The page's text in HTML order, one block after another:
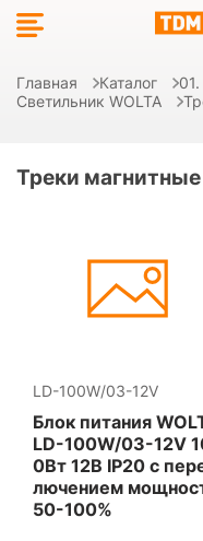
Главная Каталог
Светильник WOLTA
Треки магнитные
LD-100W/03-12V
Блок питания
LD-100W/03-12V
0Вт 12В IP20 с
лючением
50-100%